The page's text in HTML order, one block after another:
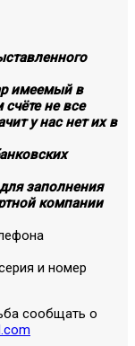
имеемый в
не все
у нас нет их в
заполнения
компании
и номер
сообщать о